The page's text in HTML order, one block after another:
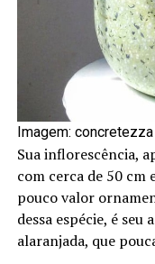
Imagem: concretezza
Sua inflorescência,
com cerca de 50 cm
pouco valor
dessa espécie, é
alaranjada, que